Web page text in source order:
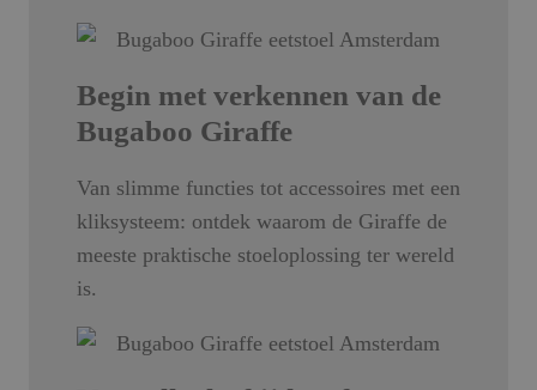
Begin met verkennen van de
Bugaboo Giraffe
Van slimme functies tot accessoires met een
kliksysteem: ontdek waarom de Giraffe de
meeste praktische stoeloplossing ter wereld
is.